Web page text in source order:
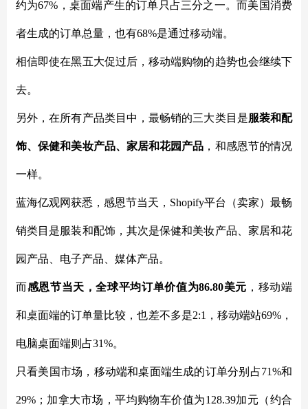
约为67%，桌面端产生的订单只占三分之一。而美国消费
者生成的订单总量，也有68%是通过移动端。
相信即使在黑五大促过后，移动端购物的趋势也会继续下
去。
另外，在所有产品类目中，最畅销的三大类目是服装和配
饰、保健和美妆产品、家居和花园产品 ，和感恩节的情况
一样。
蓝海亿观网获悉，感恩节当天，Shopify平台（卖家）最畅
销类目是服装和配饰，其次是保健和美妆产品、家居和花
园产品、电子产品、媒体产品。
而感恩节当天，全球平均订单价值为86.80美元 ，移动端
和桌面端的订单量比较，也差不多是2:1，移动端站69%，
电脑桌面端则占31%。
只看美国市场，移动端和桌面端生成的订单分别占71%和
29%；加拿大市场，平均购物车价值为128.39加元（约合